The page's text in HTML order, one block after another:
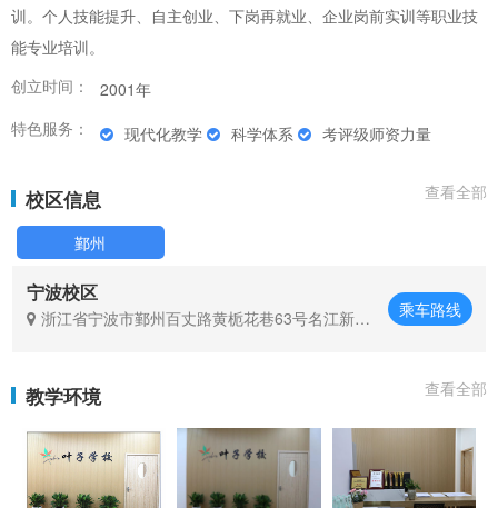
训。个人技能提升、自主创业、下岗再就业、企业岗前实训等职业技
能专业培训。
创立时间：
2001年
特色服务：
现代化教学 科学体系 考评级师资力量
校区信息 查看全部
鄞州
宁波校区
浙江省宁波市鄞州百丈路黄栀花巷63号名江新都
乘车路线
教学环境 查看全部